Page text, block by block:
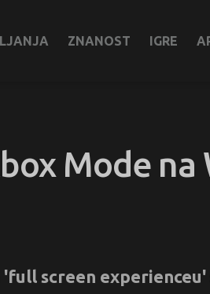
ZNANOST IGRE
Mode na
screen experienceu'